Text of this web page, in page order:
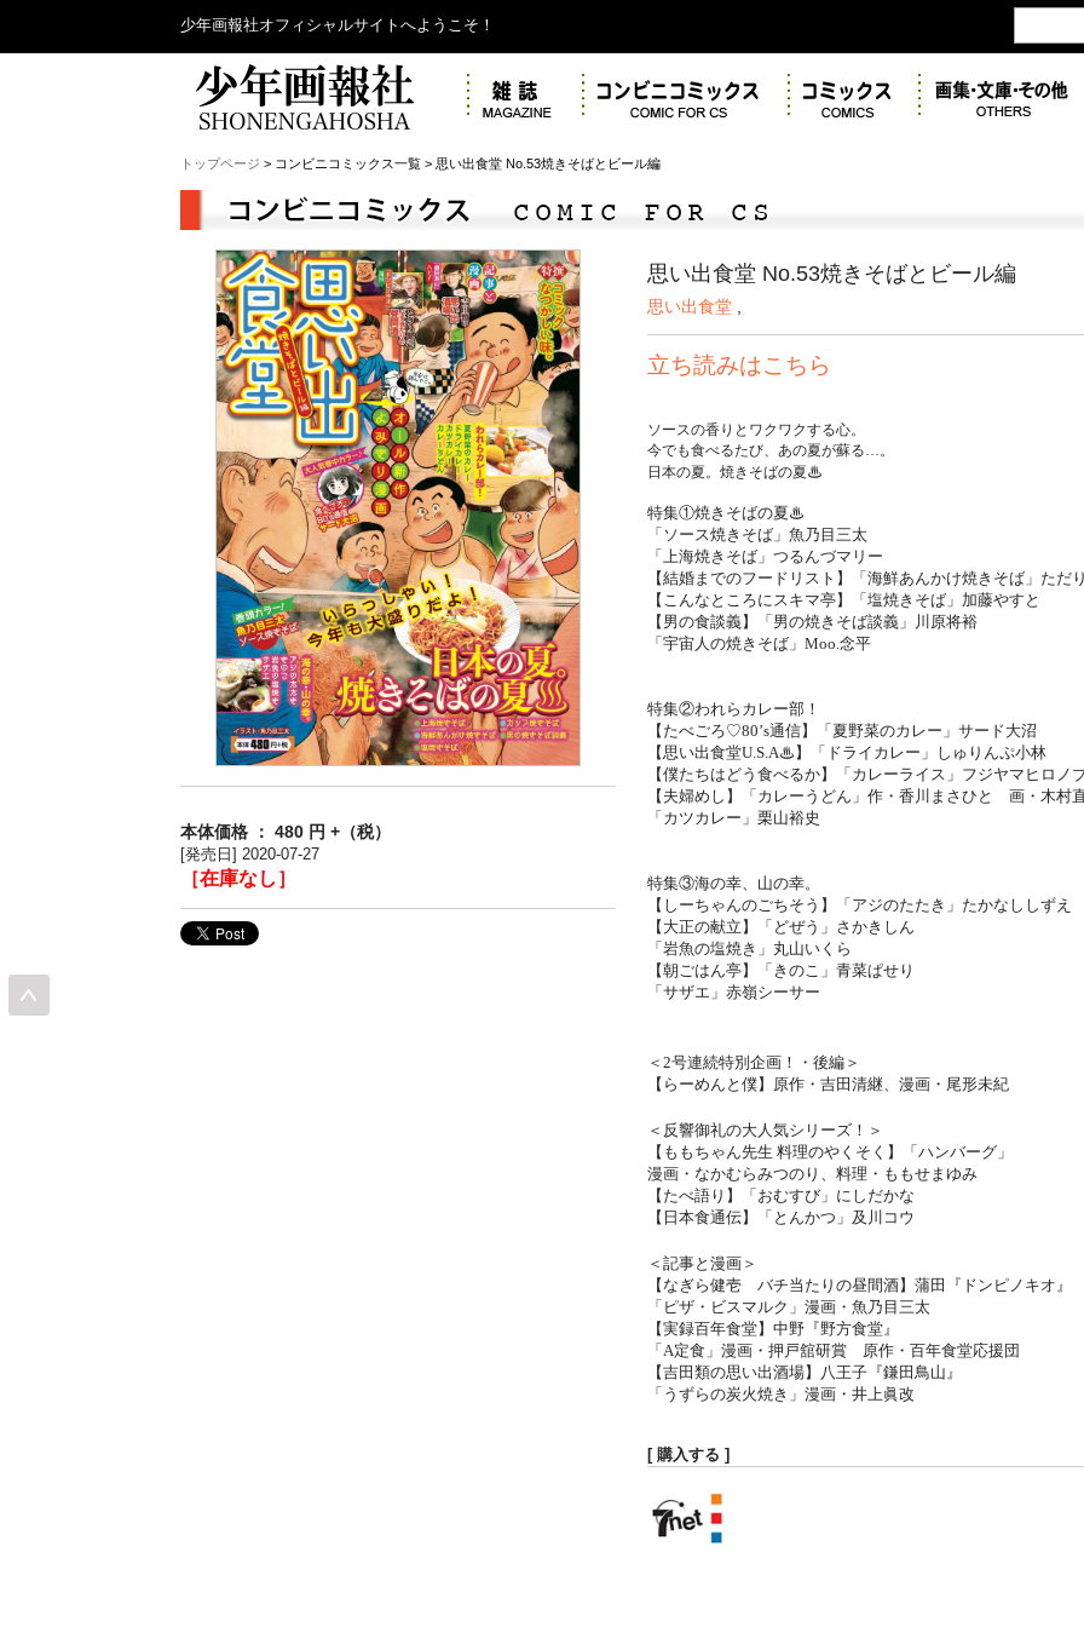
少年画報社オフィシャルサイトへようこそ！
トップページ > コンビニコミックス一覧 > 思い出食堂 No.53焼きそばとビール編
本体価格 ： 480 円 +（税）
[発売日] 2020-07-27
［在庫なし］
思い出食堂 No.53焼きそばとビール編
思い出食堂
立ち読みはこちら
ソースの香りとワクワクする心。
今でも食べるたび、あの夏が蘇る…。
日本の夏。焼きそばの夏♨︎
特集①焼きそばの夏♨︎
「ソース焼きそば」魚乃目三太
「上海焼きそば」つるんづマリー
【結婚までのフードリスト】「海鮮あんかけ焼きそば」ただ
【こんなところにスキマ亭】「塩焼きそば」加藤やすと
【男の食談義】「男の焼きそば談義」川原将裕
「宇宙人の焼きそば」Moo.念平
特集②われらカレー部！
【たべごろ♡80’s通信】「夏野菜のカレー」サード大沼
【思い出食堂U.S.A♨︎ 】「ドライカレー」しゅりんぷ小林
【僕たちはどう食べるか】「カレーライス」フジヤマヒロノ
【夫婦めし】「カレーうどん」作・香川まさひと 画・木村
「カツカレー」栗山裕史
特集③海の幸、山の幸。
【しーちゃんのごちそう】「アジのたたき」たかなししずえ
【大正の献立】「どぜう」さかきしん
「岩魚の塩焼き」丸山いくら
【朝ごはん亭】「きのこ」青菜ぱせり
「サザエ」赤嶺シーサー
＜2号連続特別企画！・後編＞
【らーめんと僕】 原作・吉田清継、漫画・尾形未紀
＜反響御礼の大人気シリーズ！＞
【ももちゃん先生 料理のやくそく】「ハンバーグ」
漫画・なかむらみつのり、料理・ももせまゆみ
【たべ語り】「おむすび」にしだかな
【日本食通伝】「とんかつ」及川コウ
＜記事と漫画＞
【なぎら健壱 バチ当たりの昼間酒】蒲田『ドンピノキオ』
「ピザ・ビスマルク」漫画・魚乃目三太
【実録百年食堂】中野『野方食堂』
「A定食」漫画・押戸舘研賞 原作・百年食堂応援団
【吉田類の思い出酒場】八王子『鎌田鳥山』
「うずらの炭火焼き」漫画・井上眞改
[ 購入する ]